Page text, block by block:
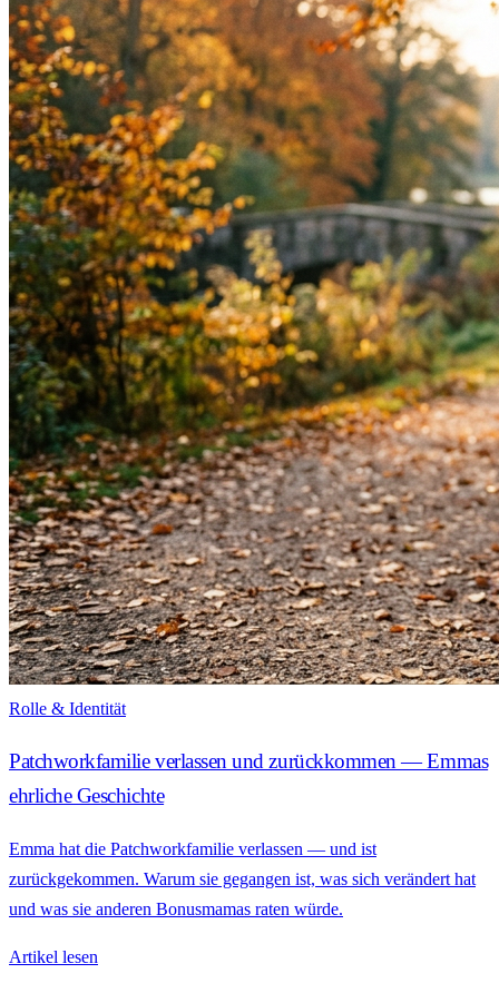
Rolle & Identität
Patchworkfamilie verlassen und zurückkommen — Emmas
ehrliche Geschichte
Emma hat die Patchworkfamilie verlassen — und ist
zurückgekommen. Warum sie gegangen ist, was sich verändert hat
und was sie anderen Bonusmamas raten würde.
Artikel lesen